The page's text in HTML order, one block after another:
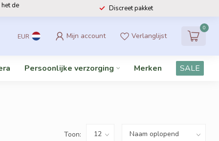
de Discreet pakket
EUR Mijn account Verlanglijst
0
Persoonlijke verzorging Merken SALE
Toon: